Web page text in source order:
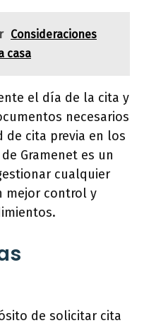
Consideraciones
casa
el día de la cita y
necesarios
de cita previa en los
Gramenet es un
cualquier
mejor control y
de solicitar cita